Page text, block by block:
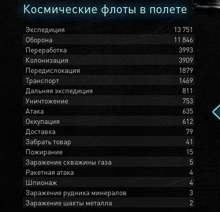
Космические флоты в полете
Экспедиция
13 751
Оборона
11 846
Переработка
3993
Колонизация
3909
Передислокация
1879
Транспорт
1469
Дальняя экспедиция
811
Уничтожение
753
Атака
635
Оккупация
612
Доставка
79
Забрать товар
41
Пожирание
15
Заражение скважины газа
5
Ракетная атака
4
Шпионаж
4
Заражение рудника минералов
3
Заражение шахты металла
2